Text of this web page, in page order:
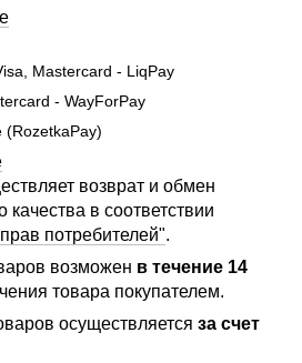
Mastercard - LiqPay
- WayForPay
(RozetkaPay)
возврат и обмен
в соответствии
потребителей".
возможен в течение 14
товара покупателем.
осуществляется за счет